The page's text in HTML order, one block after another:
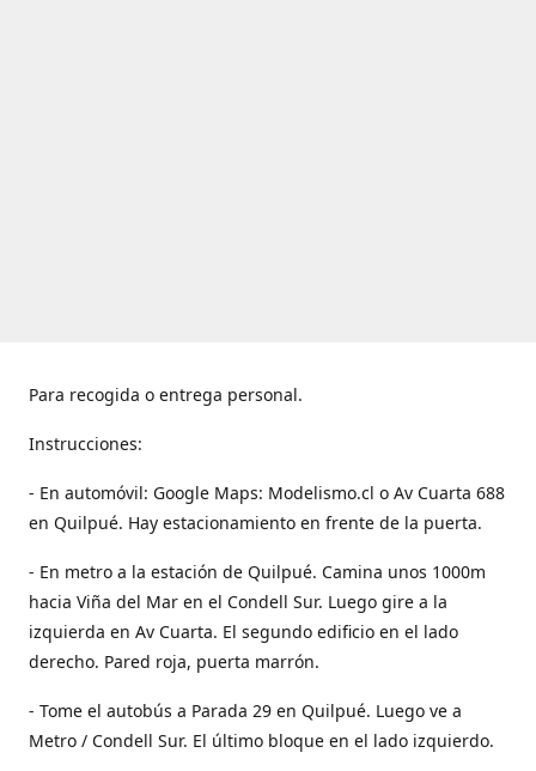
Para recogida o entrega personal.
Instrucciones:
- En automóvil: Google Maps: Modelismo.cl o Av Cuarta 688
en Quilpué. Hay estacionamiento en frente de la puerta.
- En metro a la estación de Quilpué. Camina unos 1000m
hacia Viña del Mar en el Condell Sur. Luego gire a la
izquierda en Av Cuarta. El segundo edificio en el lado
derecho. Pared roja, puerta marrón.
- Tome el autobús a Parada 29 en Quilpué. Luego ve a
Metro / Condell Sur. El último bloque en el lado izquierdo.